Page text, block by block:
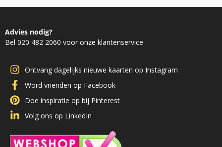
Advies nodig?
Bel 020 482 2060 voor onze klantenservice
Ontvang dagelijks nieuwe kaarten op Instagram
Word vrienden op Facebook
Doe inspiratie op bij Pinterest
Volg ons op LinkedIn